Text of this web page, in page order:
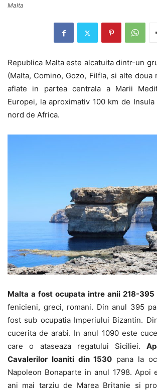
Malta
Republica Malta este alcatuita dintr-un
(Malta, Comino, Gozo, Filfla, si alte doua
aflate in partea centrala a Marii
Europei, la aproximativ 100 km de
nord de Africa.
Malta a fost ocupata intre anii 218-395
fenicieni, greci, romani. Din anul 395
fost sub ocupatia Imperiului Bizantin.
cucerita de arabi. In anul 1090 este
care o ataseaza regatului Siciliei.
Cavalerilor Ioaniti din 1530 pana la
Napoleon Bonaparte in anul 1798. Apoi
ani mai tarziu de Marea Britanie si